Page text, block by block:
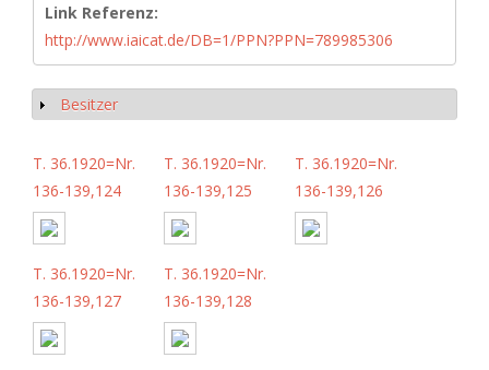
Link Referenz:
http://www.iaicat.de/DB=1/PPN?PPN=789985306
Show
Besitzer
T. 36.1920=Nr.
136-139,124
T. 36.1920=Nr.
136-139,125
T. 36.1920=Nr.
136-139,126
T. 36.1920=Nr.
136-139,127
T. 36.1920=Nr.
136-139,128